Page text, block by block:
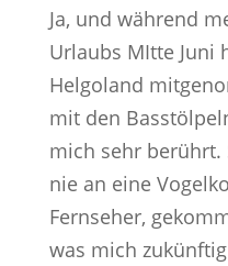
Ja, und während
Urlaubs MItte Juni
Helgoland
mit den
mich sehr berührt.
nie an eine
Fernseher,
was mich